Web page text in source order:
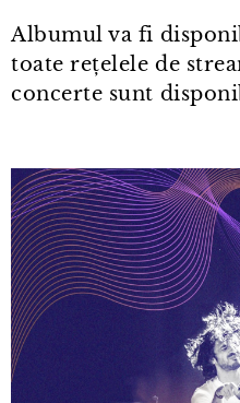
Albumul va fi
toate rețelele de
concerte sunt